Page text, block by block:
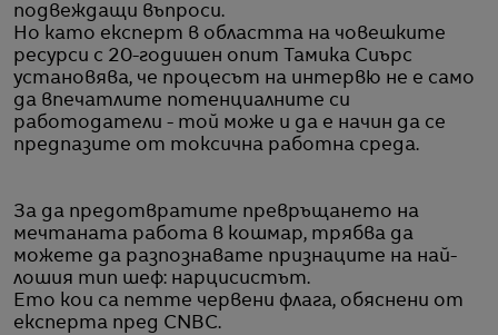
подвеждащи въпроси.
Но като експерт в областта на човешките
ресурси с 20-годишен опит Тамика Сиърс
установява, че процесът на интервю не е само
да впечатлите потенциалните си
работодатели - той може и да е начин да се
предпазите от токсична работна среда.
За да предотвратите превръщането на
мечтаната работа в кошмар, трябва да
можете да разпознавате признаците на най-
лошия тип шеф: нарцисистът.
Ето кои са петте червени флага, обяснени от
експерта пред CNBC.